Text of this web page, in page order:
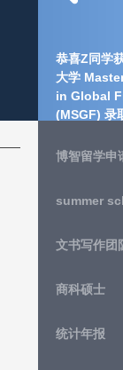
恭喜Z同学
大学
in Global
(MSGF) 录
博智留学申
summer
文书写作团
商科硕士
统计年报